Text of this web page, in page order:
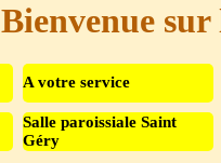
Bienvenue sur
A votre service
▼
Salle paroissiale Saint
Géry